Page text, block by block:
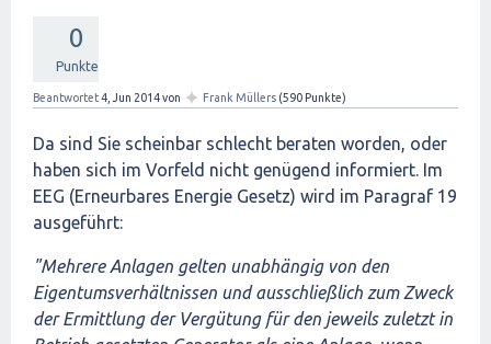
0
Punkte
Beantwortet4, Jun 2014von ✦ Frank Müllers (590 Punkte)
Da sind Sie scheinbar schlecht beraten worden, oder
haben sich im Vorfeld nicht genügend informiert. Im
EEG (Erneurbares Energie Gesetz) wird im Paragraf 19
ausgeführt:
"Mehrere Anlagen gelten unabhängig von den
Eigentumsverhältnissen und ausschließlich zum Zweck
der Ermittlung der Vergütung für den jeweils zuletzt in